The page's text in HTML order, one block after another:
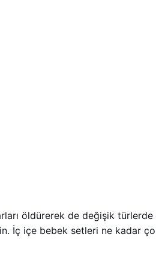
öldürerek de değişik
İç içe bebek setleri ne kadar